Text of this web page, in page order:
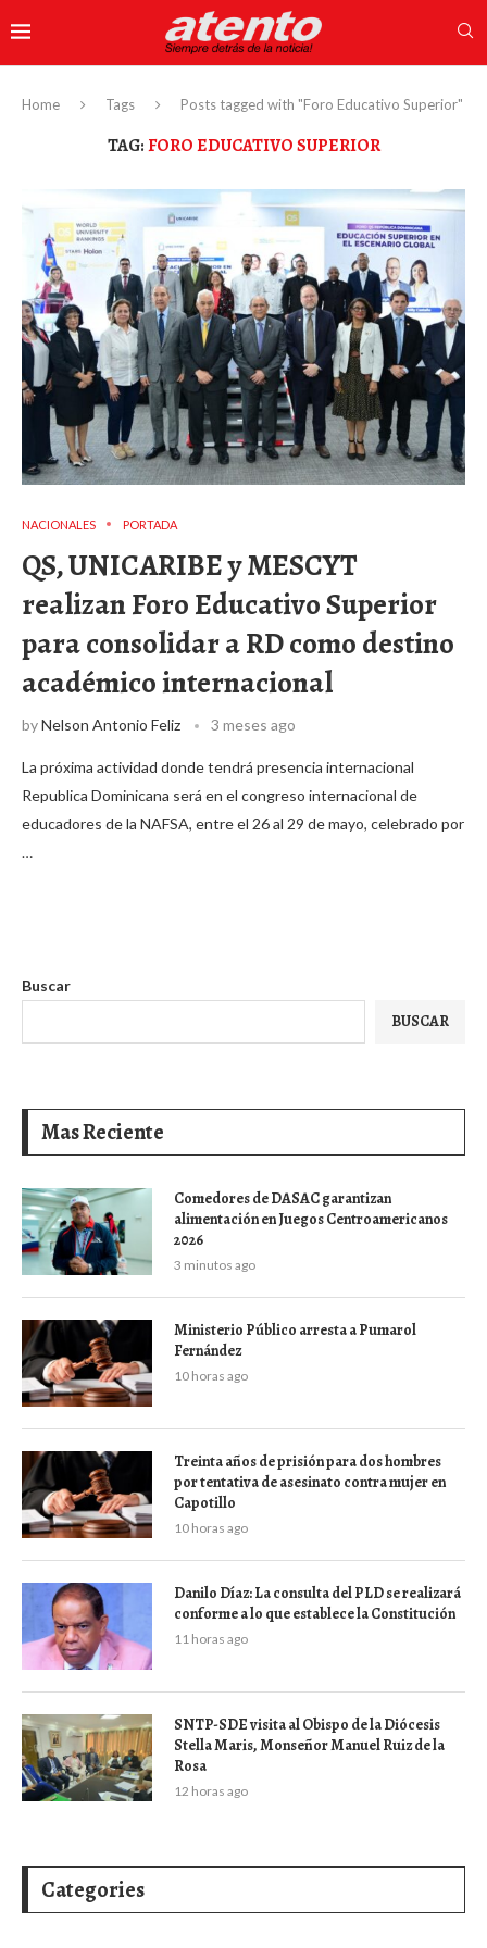
Home Tags Posts tagged with "Foro Educativo Superior"
TAG:FORO EDUCATIVO SUPERIOR
NACIONALES PORTADA
QS, UNICARIBE y MESCYT
realizan Foro Educativo Superior
para consolidar a RD como destino
académico internacional
byNelson Antonio Feliz 3 meses ago
La próxima actividad donde tendrá presencia internacional
Republica Dominicana será en el congreso internacional de
educadores de la NAFSA, entre el 26 al 29 de mayo, celebrado por
…
Buscar
BUSCAR
Mas Reciente
Comedores de DASAC garantizan
alimentación en Juegos Centroamericanos
2026
3 minutos ago
Ministerio Público arresta a Pumarol
Fernández
10 horas ago
Treinta años de prisión para dos hombres
por tentativa de asesinato contra mujer en
Capotillo
10 horas ago
Danilo Díaz: La consulta del PLD se realizará
conforme a lo que establece la Constitución
11 horas ago
SNTP-SDE visita al Obispo de la Diócesis
Stella Maris, Monseñor Manuel Ruiz de la
Rosa
12 horas ago
Categories